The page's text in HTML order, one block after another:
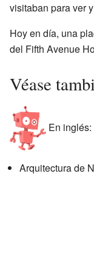
visitaban para ver
Hoy en día, una
del Fifth Avenue
Véase
En inglés:
Arquitectura de